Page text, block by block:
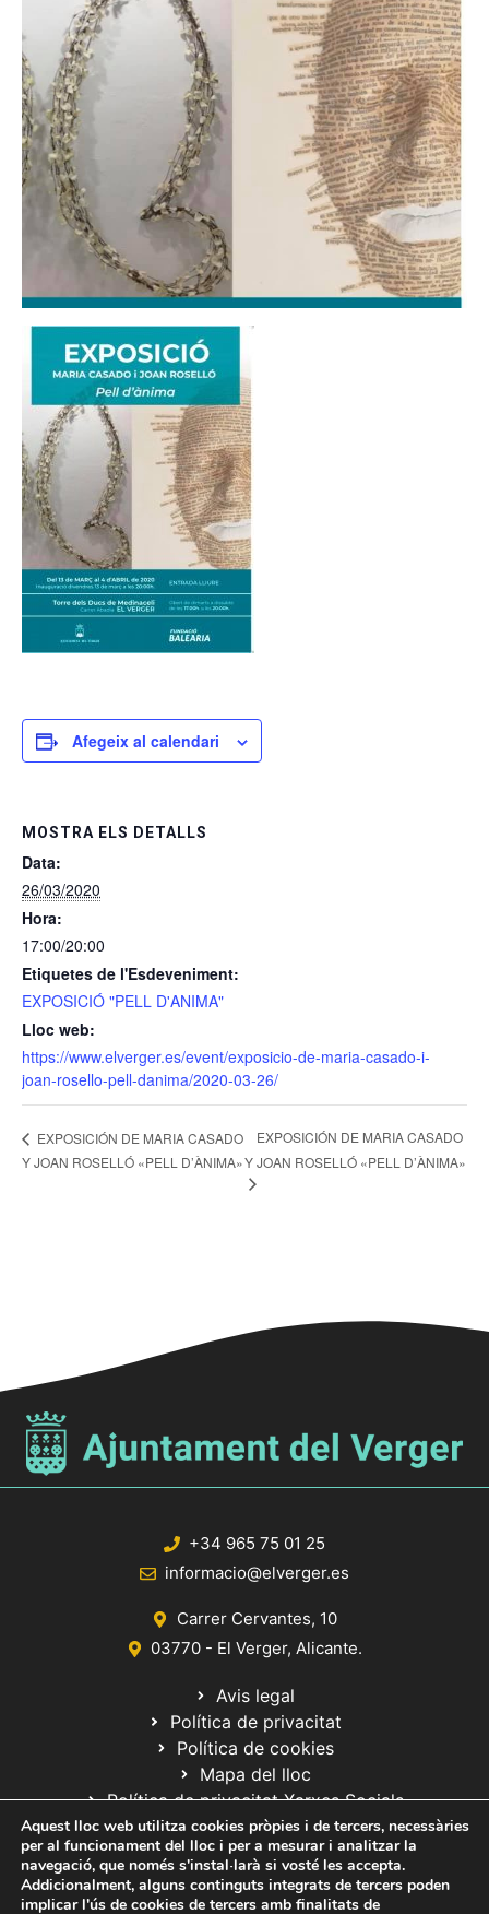
Afegeix al calendari
MOSTRA ELS DETALLS
Data:
26/03/2020
Hora:
17:00/20:00
Etiquetes de l'Esdeveniment:
EXPOSICIÓ "PELL D'ANIMA"
Lloc web:
https://www.elverger.es/event/exposicio-de-maria-casado-i-
joan-rosello-pell-danima/2020-03-26/
EXPOSICIÓN DE MARIA CASADO
Y JOAN ROSELLÓ «PELL D’ÀNIMA»
EXPOSICIÓN DE MARIA CASADO
Y JOAN ROSELLÓ «PELL D’ÀNIMA»
+34 965 75 01 25
informacio@elverger.es
Carrer Cervantes, 10
03770 - El Verger, Alicante.
Avis legal
Política de privacitat
Política de cookies
Mapa del lloc
Política de privacitat Xarxes Socials
Aquest lloc web utilitza cookies pròpies i de tercers, necessàries
per al funcionament del lloc i per a mesurar i analitzar la
navegació, que només s'instal·larà si vosté les accepta.
Addicionalment, alguns continguts integrats de tercers poden
implicar l'ús de cookies de tercers amb finalitats de